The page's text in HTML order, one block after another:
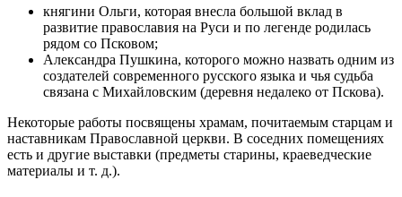
княгини Ольги, которая внесла большой вклад в
развитие православия на Руси и по легенде родилась
рядом со Псковом;
Александра Пушкина, которого можно назвать одним из
создателей современного русского языка и чья судьба
связана с Михайловским (деревня недалеко от Пскова).
Некоторые работы посвящены храмам, почитаемым старцам и
наставникам Православной церкви. В соседних помещениях
есть и другие выставки (предметы старины, краеведческие
материалы и т. д.).